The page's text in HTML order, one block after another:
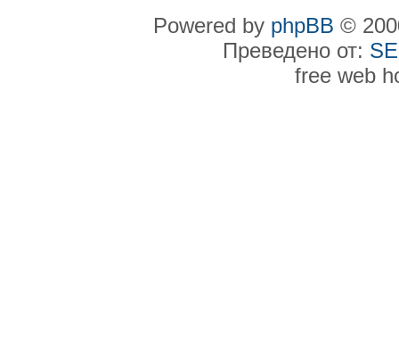
Powered by phpBB ©
Преведено от:
free web